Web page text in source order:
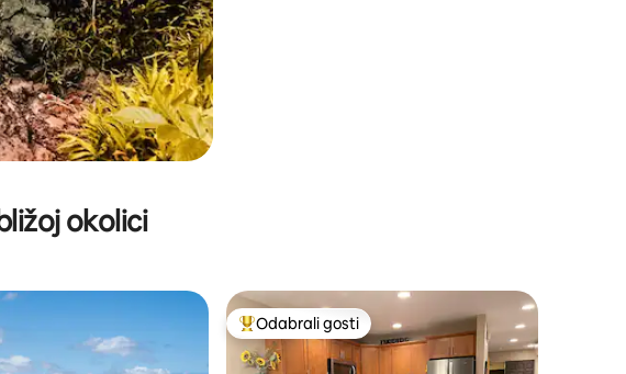
okolici
Među najviše rangiranima s oznakom „Odabrali gosti”
Odabrali gosti